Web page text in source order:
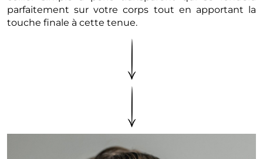
parfaitement sur votre corps tout en apportant la
touche finale à cette tenue.